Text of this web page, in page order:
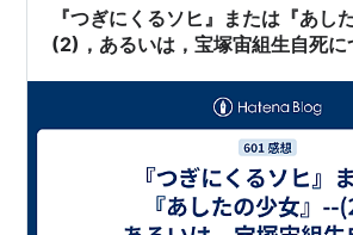
『つぎにくるソヒ』または『あし
(2)，あるいは，宝塚宙組生自死